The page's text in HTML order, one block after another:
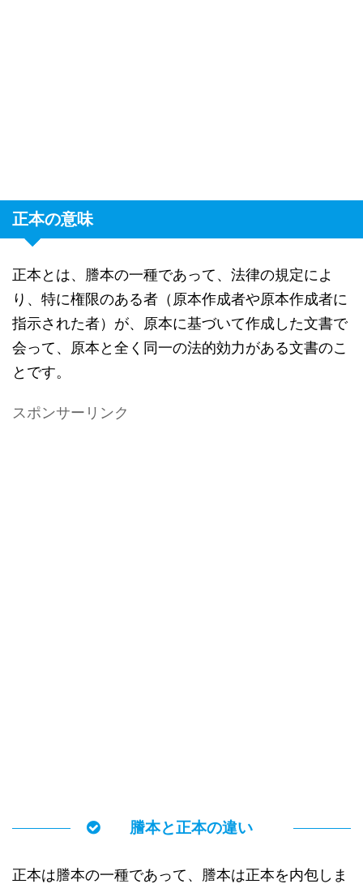
正本の意味
正本とは、謄本の一種であって、法律の規定によ
り、特に権限のある者（原本作成者や原本作成者に
指示された者）が、原本に基づいて作成した文書で
会って、原本と全く同一の法的効力がある文書のこ
とです。
スポンサーリンク
謄本と正本の違い
正本は謄本の一種であって、謄本は正本を内包しま